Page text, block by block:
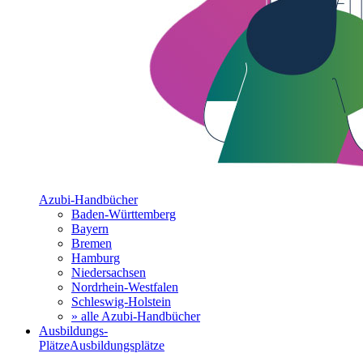
Azubi-Handbücher
Baden-Württemberg
Bayern
Bremen
Hamburg
Niedersachsen
Nordrhein-Westfalen
Schleswig-Holstein
» alle Azubi-Handbücher
Ausbildungs-
PlätzeAusbildungsplätze